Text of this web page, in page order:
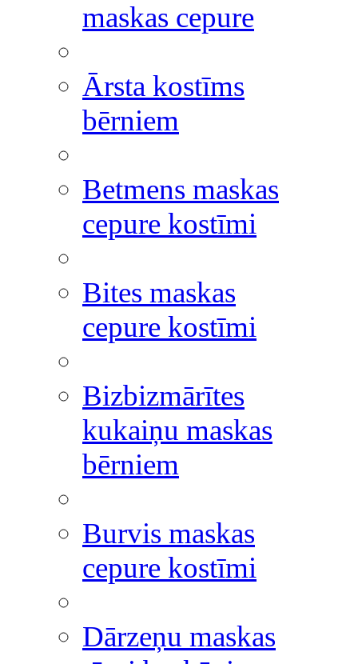
maskas cepure
Ārsta kostīms
bērniem
Betmens maskas
cepure kostīmi
Bites maskas
cepure kostīmi
Bizbizmārītes
kukaiņu maskas
bērniem
Burvis maskas
cepure kostīmi
Dārzeņu maskas